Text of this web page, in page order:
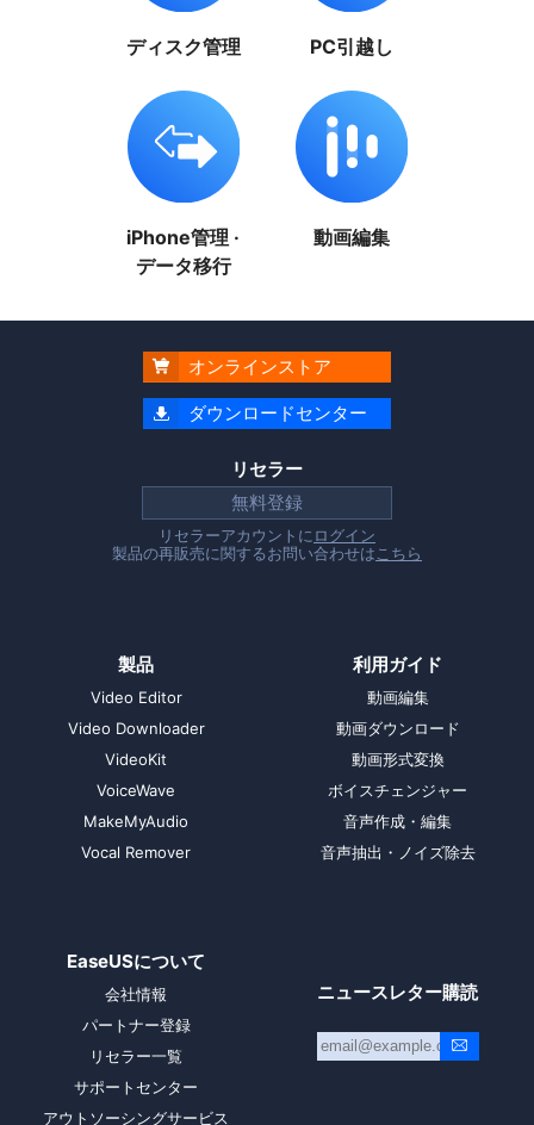
ディスク管理 PC引越し
iPhone管理 ·
データ移行
動画編集
 オンラインストア
 ダウンロードセンター
リセラー
無料登録
リセラーアカウントにログイン
製品の再販売に関するお問い合わせはこちら
製品
Video Editor
Video Downloader
VideoKit
VoiceWave
MakeMyAudio
Vocal Remover
利用ガイド
動画編集
動画ダウンロード
動画形式変換
ボイスチェンジャー
音声作成・編集
音声抽出・ノイズ除去
EaseUSについて
会社情報
パートナー登録
リセラー一覧
サポートセンター
アウトソーシングサービス
ニュースレター購読